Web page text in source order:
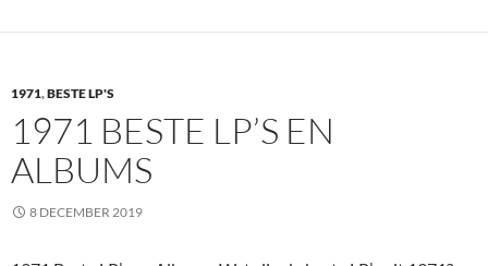
1971,BESTE LP'S
1971 BESTE LP’S EN
ALBUMS
8 DECEMBER 2019